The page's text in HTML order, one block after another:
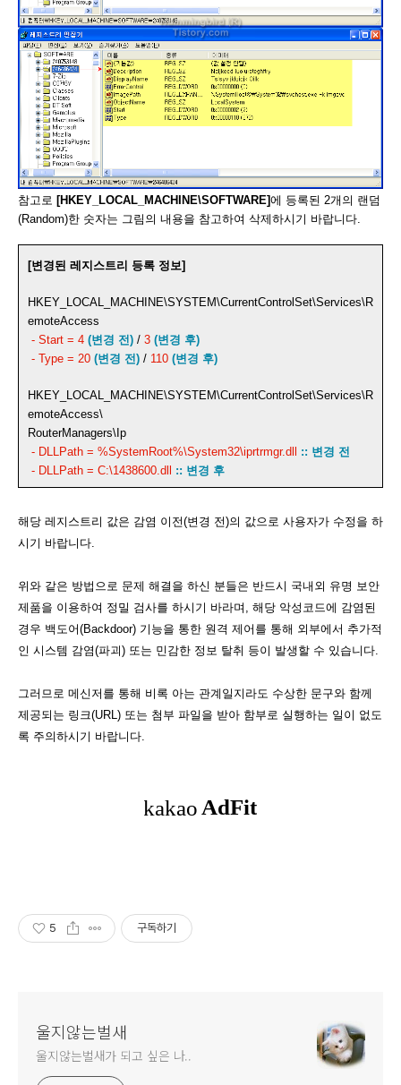
참고로 [HKEY_LOCAL_MACHINE\SOFTWARE]에 등록된 2개의 랜덤
(Random)한 숫자는 그림의 내용을 참고하여 삭제하시기 바랍니다.
[변경된 레지스트리 등록 정보]
HKEY_LOCAL_MACHINE\SYSTEM\CurrentControlSet\Services\R
emoteAccess
- Start = 4 (변경 전) / 3 (변경 후)
- Type = 20 (변경 전) / 110 (변경 후)
HKEY_LOCAL_MACHINE\SYSTEM\CurrentControlSet\Services\R
emoteAccess\
RouterManagers\Ip
- DLLPath = %SystemRoot%\System32\iprtrmgr.dll :: 변경 전
- DLLPath = C:\1438600.dll :: 변경 후
해당 레지스트리 값은 감염 이전(변경 전)의 값으로 사용자가 수정을 하
시기 바랍니다.
위와 같은 방법으로 문제 해결을 하신 분들은 반드시 국내외 유명 보안
제품을 이용하여 정밀 검사를 하시기 바라며, 해당 악성코드에 감염된
경우 백도어(Backdoor) 기능을 통한 원격 제어를 통해 외부에서 추가적
인 시스템 감염(파괴) 또는 민감한 정보 탈취 등이 발생할 수 있습니다.
그러므로 메신저를 통해 비록 아는 관계일지라도 수상한 문구와 함께
제공되는 링크(URL) 또는 첨부 파일을 받아 함부로 실행하는 일이 없도
록 주의하시기 바랍니다.
5 구독하기
울지않는벌새
울지않는벌새가 되고 싶은 나..